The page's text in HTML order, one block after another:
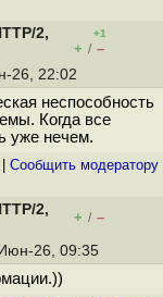
2,
+1
+ / –
26, 22:02
неспособность
Когда все
уже нечем.
Cообщить модератору
2,
+ / –
26, 09:35